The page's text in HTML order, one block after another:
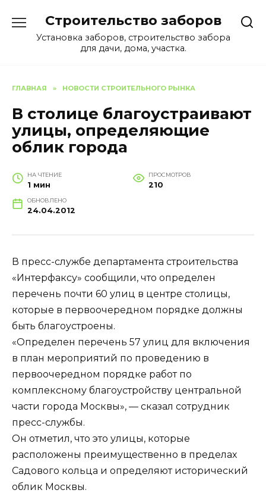
содержанию
Строительство заборов
Установка заборов, строительство забора
для дачи, дома, участка.
ГЛАВНАЯ » НОВОСТИ СТРОИТЕЛЬНОГО РЫНКА
В столице благоустраивают
улицы, определяющие
облик города
НА ЧТЕНИЕ
1 мин
ПРОСМОТРОВ
210
ОБНОВЛЕНО
24.04.2012
В пресс-службе департамента строительства
«Интерфаксу» сообщили, что определен
перечень почти 60 улиц в центре столицы,
которые в первоочередном порядке должны
быть благоустроены.
«Определен перечень 57 улиц для включения
в план мероприятий по проведению в
первоочередном порядке работ по
комплексному благоустройству центральной
части города Москвы», — сказал сотрудник
пресс-службы.
Он отметил, что это улицы, которые
расположены преимущественно в пределах
Садового кольца и определяют исторический
облик Москвы.